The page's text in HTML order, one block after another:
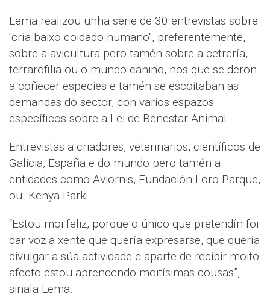
Lema realizou unha serie de 30 entrevistas sobre
"cría baixo coidado humano", preferentemente,
sobre a avicultura pero tamén sobre a cetrería,
terrarofilia ou o mundo canino, nos que se deron
a coñecer especies e tamén se escoitaban as
demandas do sector, con varios espazos
específicos sobre a Lei de Benestar Animal.
Entrevistas a criadores, veterinarios, científicos de
Galicia, España e do mundo pero tamén a
entidades como Aviornis, Fundación Loro Parque,
ou Kenya Park.
“Estou moi feliz, porque o único que pretendín foi
dar voz a xente que quería expresarse, que quería
divulgar a súa actividade e aparte de recibir moito
afecto estou aprendendo moitísimas cousas”,
sinala Lema.